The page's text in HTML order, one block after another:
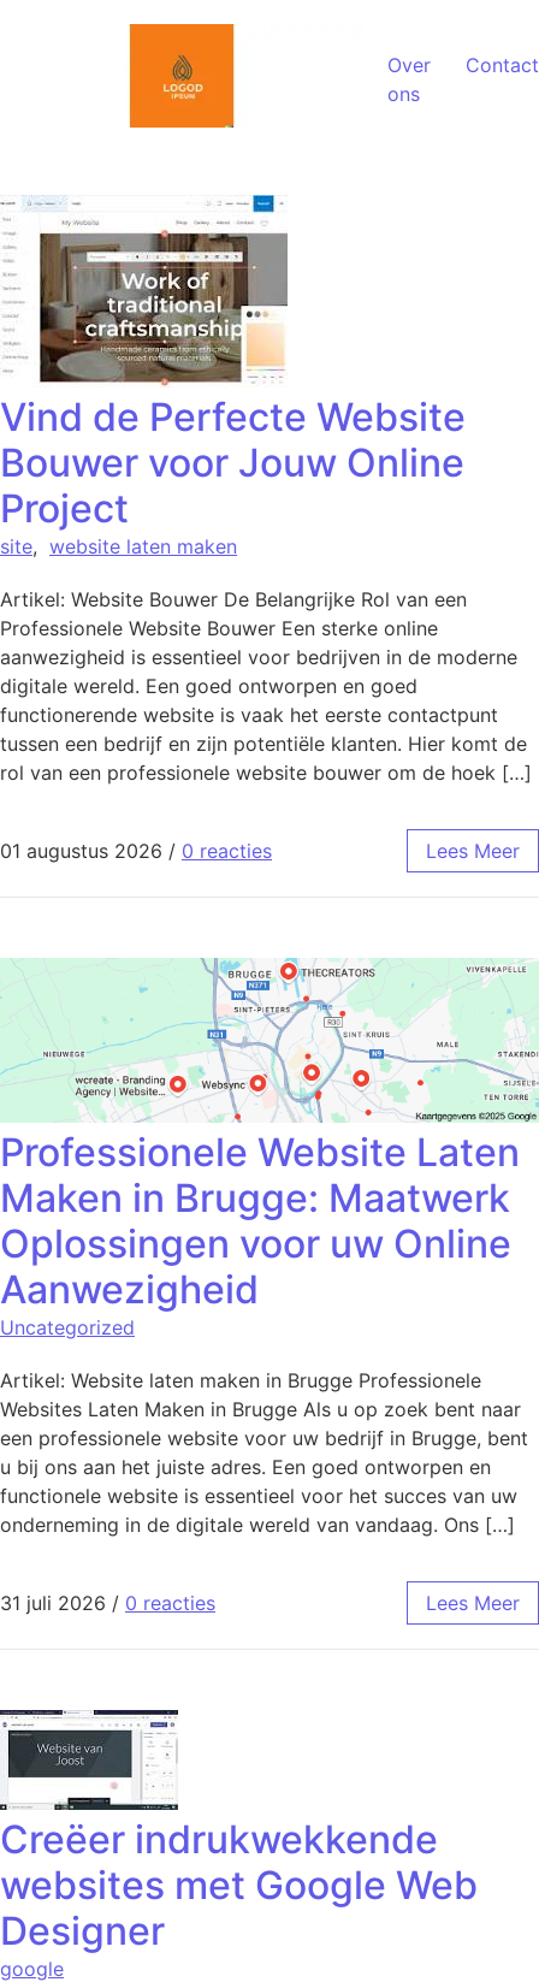
Over
ons
Contact
Vind de Perfecte Website
Bouwer voor Jouw Online
Project
site, website laten maken
Artikel: Website Bouwer De Belangrijke Rol van een
Professionele Website Bouwer Een sterke online
aanwezigheid is essentieel voor bedrijven in de moderne
digitale wereld. Een goed ontworpen en goed
functionerende website is vaak het eerste contactpunt
tussen een bedrijf en zijn potentiële klanten. Hier komt de
rol van een professionele website bouwer om de hoek […]
01 augustus 2026 / 0 reacties Lees Meer
Professionele Website Laten
Maken in Brugge: Maatwerk
Oplossingen voor uw Online
Aanwezigheid
Uncategorized
Artikel: Website laten maken in Brugge Professionele
Websites Laten Maken in Brugge Als u op zoek bent naar
een professionele website voor uw bedrijf in Brugge, bent
u bij ons aan het juiste adres. Een goed ontworpen en
functionele website is essentieel voor het succes van uw
onderneming in de digitale wereld van vandaag. Ons […]
31 juli 2026 / 0 reacties Lees Meer
Creëer indrukwekkende
websites met Google Web
Designer
google